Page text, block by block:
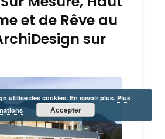
et de Rêve au
sur
utilise des cookies. En savoir plus.Plus
Accepter